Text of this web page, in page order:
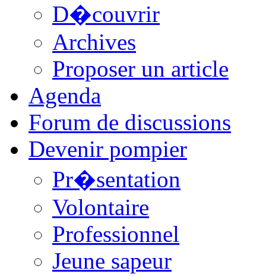
D�couvrir
Archives
Proposer un article
Agenda
Forum de discussions
Devenir pompier
Pr�sentation
Volontaire
Professionnel
Jeune sapeur